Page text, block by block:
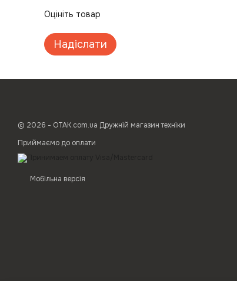
Оцініть товар
Надіслати
© 2026 - ОТАК.com.ua Дружній магазин техніки
Приймаємо до оплати
Мобільна версія